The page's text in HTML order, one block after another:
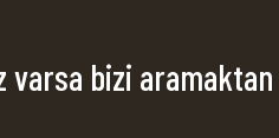
varsa bizi aramaktan